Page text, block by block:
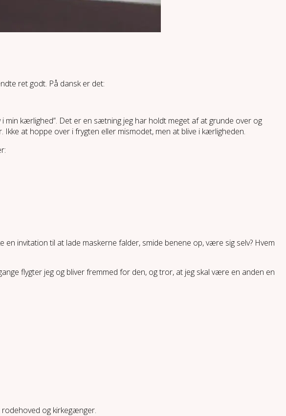
ret godt. På dansk er det:
kærlighed”. Det er en sætning jeg har holdt meget af at grunde over og
at hoppe over i frygten eller mismodet, men at blive i kærligheden.
invitation til at lade maskerne falder, smide benene op, være sig selv? Hvem
flygter jeg og bliver fremmed for den, og tror, at jeg skal være en anden en
og kirkegænger.